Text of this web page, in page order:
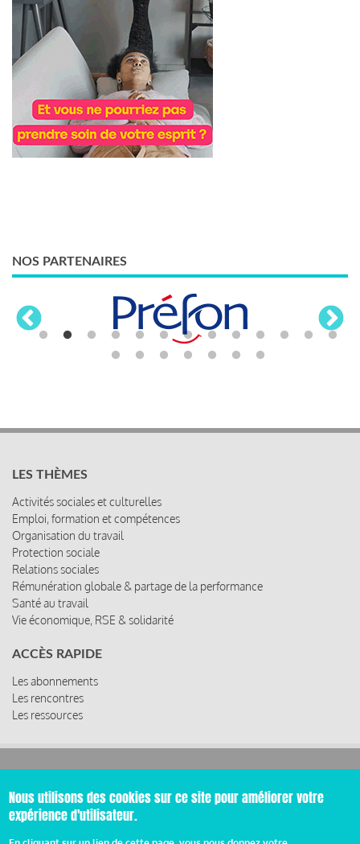
NOS PARTENAIRES
LES THÈMES
Activités sociales et culturelles
Emploi, formation et compétences
Organisation du travail
Protection sociale
Relations sociales
Rémunération globale & partage de la performance
Santé au travail
Vie économique, RSE & solidarité
ACCÈS RAPIDE
Les abonnements
Les rencontres
Les ressources
Mentions légales et condition générale d’utilisation et
Nous utilisons des cookies sur ce site pour améliorer votre
expérience d'utilisateur.